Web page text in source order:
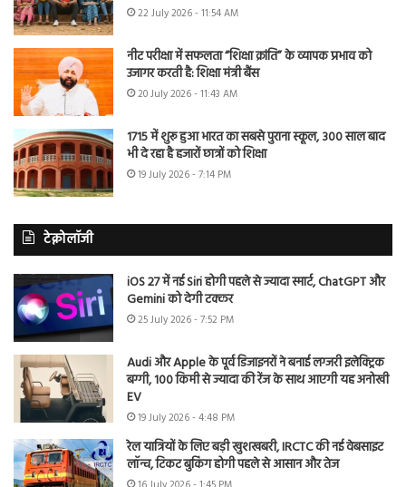
22 July 2026 - 11:54 AM
नीट परीक्षा में सफलता “शिक्षा क्रांति” के व्यापक प्रभाव को
उजागर करती है: शिक्षा मंत्री बैंस
20 July 2026 - 11:43 AM
1715 में शुरू हुआ भारत का सबसे पुराना स्कूल, 300 साल बाद
भी दे रहा है हजारों छात्रों को शिक्षा
19 July 2026 - 7:14 PM
टेक्नोलॉजी
iOS 27 में नई Siri होगी पहले से ज्यादा स्मार्ट, ChatGPT और
Gemini को देगी टक्कर
25 July 2026 - 7:52 PM
Audi और Apple के पूर्व डिजाइनरों ने बनाई लग्जरी इलेक्ट्रिक
बग्गी, 100 किमी से ज्यादा की रेंज के साथ आएगी यह अनोखी
EV
19 July 2026 - 4:48 PM
रेल यात्रियों के लिए बड़ी खुशखबरी, IRCTC की नई वेबसाइट
लॉन्च, टिकट बुकिंग होगी पहले से आसान और तेज